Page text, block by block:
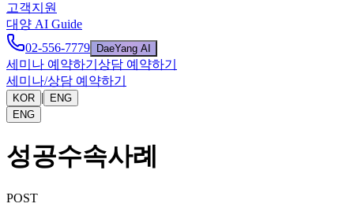
고객지원
대양 AI Guide
02-556-7779
DaeYang AI
세미나 예약하기 상담 예약하기
세미나/상담 예약하기
KOR |
ENG
ENG
성공수속사례
POST